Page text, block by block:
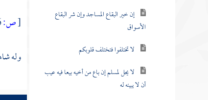
إن خير البقاع المساجد وإن شر البقاع
الأسواق
لا تختلفوا فتختلف قلوبكم
لا يحل لمسلم إن باع من أخيه بيعا فيه عيب
أن لا يبينه له
[ص:
وله